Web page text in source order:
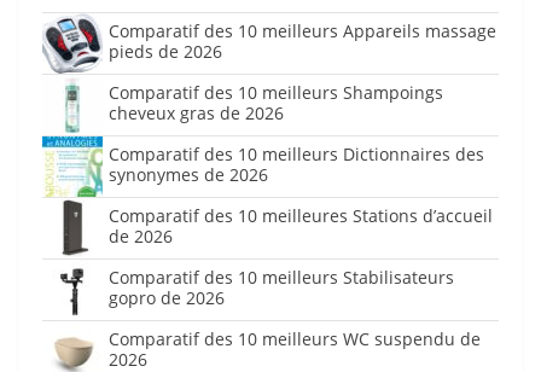
Comparatif des 10 meilleurs Appareils massage
pieds de 2026
Comparatif des 10 meilleurs Shampoings
cheveux gras de 2026
Comparatif des 10 meilleurs Dictionnaires des
synonymes de 2026
Comparatif des 10 meilleures Stations d’accueil
de 2026
Comparatif des 10 meilleurs Stabilisateurs
gopro de 2026
Comparatif des 10 meilleurs WC suspendu de
2026